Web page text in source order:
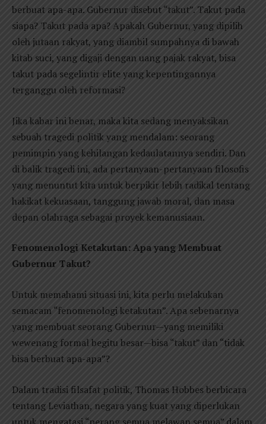
berbuat apa-apa. Gubernur disebut “takut”. Takut pada
siapa? Takut pada apa? Apakah Gubernur, yang dipilih
oleh jutaan rakyat, yang diambil sumpahnya di bawah
kitab suci, yang digaji dengan uang pajak rakyat, bisa
takut pada segelintir elite yang kepentingannya
terganggu oleh reformasi?
Jika kabar ini benar, maka kita sedang menyaksikan
sebuah tragedi politik yang mendalam: seorang
pemimpin yang kehilangan kedaulatannya sendiri. Dan
di balik tragedi ini, ada pertanyaan-pertanyaan filosofis
yang menuntut kita untuk berpikir lebih radikal tentang
hakikat kekuasaan, tanggung jawab moral, dan masa
depan olahraga sebagai proyek kemanusiaan.
Fenomenologi Ketakutan: Apa yang Membuat
Gubernur Takut?
Untuk memahami situasi ini, kita perlu melakukan
semacam “fenomenologi ketakutan”. Apa sebenarnya
yang membuat seorang Gubernur—yang memiliki
wewenang formal begitu besar—bisa “takut” dan “tidak
bisa berbuat apa-apa”?
Dalam tradisi filsafat politik, Thomas Hobbes berbicara
tentang Leviathan, negara yang kuat yang diperlukan
untuk mengatasi “perang semua melawan semua” dalam